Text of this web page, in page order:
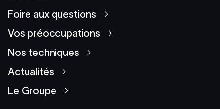
Foire aux questions
Vos préoccupations
Nos techniques
Actualités
Le Groupe